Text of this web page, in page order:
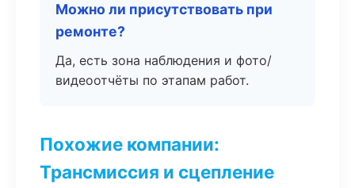
Можно ли присутствовать при
ремонте?
Да, есть зона наблюдения и фото/
видеоотчёты по этапам работ.
Похожие компании:
Трансмиссия и сцепление